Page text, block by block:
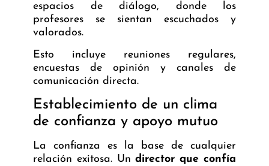
espacios de diálogo, donde los
profesores se sientan escuchados y
valorados.
Esto incluye reuniones regulares,
encuestas de opinión y canales de
comunicación directa.
Establecimiento de un clima
de confianza y apoyo mutuo
La confianza es la base de cualquier
relación exitosa. Undirector que confía